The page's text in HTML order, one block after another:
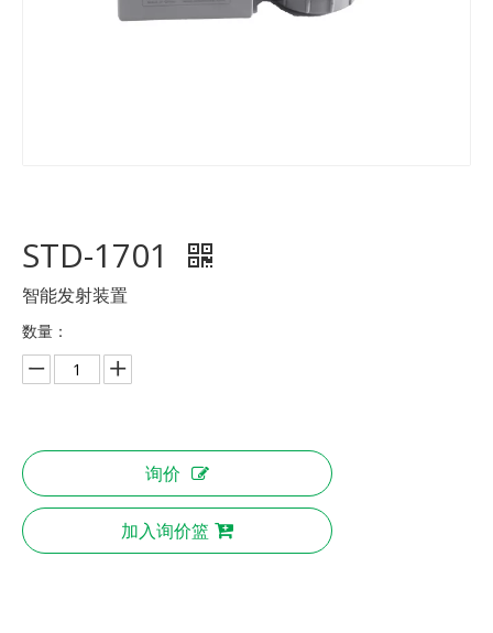
STD-1701
智能发射装置
数量：
询价
加入询价篮